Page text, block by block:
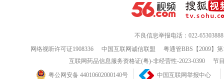
不良信息举报电话：022-65303888
网络视听许可证1908336
中国互联网诚信联盟
粤通管BBS【2009】
互联网药品信息服务资格证(粤)-非经营性-2023-0390
节
粤公网安备 44010602000140号
中国互联网举报中心